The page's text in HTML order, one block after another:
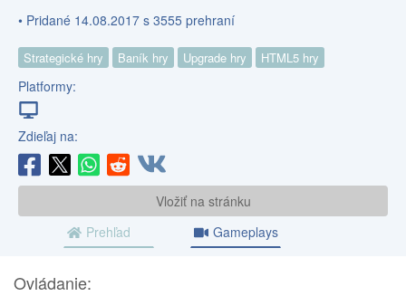
• Pridané 14.08.2017 s 3555 prehraní
Strategické hry Baník hry Upgrade hry HTML5 hry
Platformy:
Zdieľaj na:
Vložiť na stránku
Prehľad
Gameplays
Ovládanie: